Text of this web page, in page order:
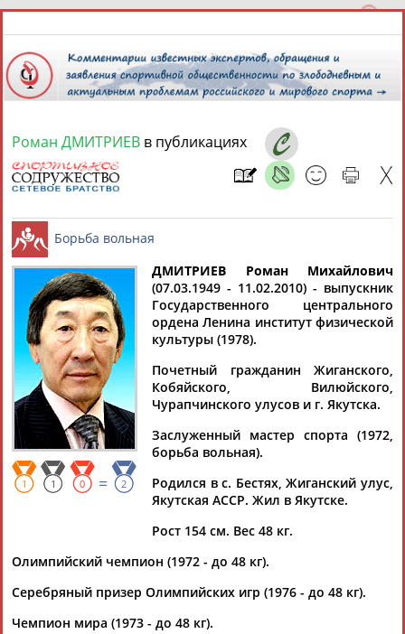
7 августа 2026 года,
СПОРТСМЕНЫ, ТРЕНЕРЫ И СПЕЦИАЛИСТЫ
Найдено: 13181персон Расширенный поиск
Аслаудин
АБАЕВ
Елена
АБАИМОВА
Мария
АБАКУМОВА
Юлия
АБАЛАКИНА
Дмитрий
Тамилла
АБАСОВА
Рамазан
АБАЧАРАЕВ
Ростом
АБАШИДЗЕ
Флюра
БУЛАТОВА
Татьяна
Акжана
Артур
Роман ДМИТРИЕВ в публикациях
Борьба вольная
1 1 0 = 2
ДМИТРИЕВ Роман Михайлович
(07.03.1949 - 11.02.2010) - выпускник
Государственного центрального
ордена Ленина институт физической
культуры (1978).
Почетный гражданин Жиганского,
Кобяйского, Вилюйского,
Чурапчинского улусов и г. Якутска.
Заслуженный мастер спорта (1972,
борьба вольная).
Родился в с. Бестях, Жиганский улус,
Якутская АССР. Жил в Якутске.
Рост 154 см. Вес 48 кг.
Олимпийский чемпион (1972 - до 48 кг).
Серебряный призер Олимпийских игр (1976 - до 48 кг).
Чемпион мира (1973 - до 48 кг).